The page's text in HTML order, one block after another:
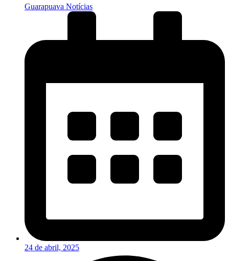
Guarapuava Notícias
24 de abril, 2025